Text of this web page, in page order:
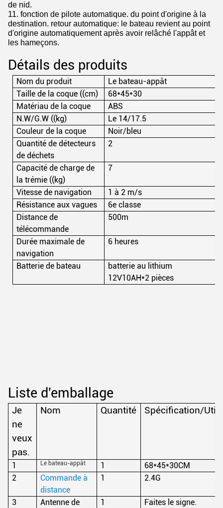
de nid.
11. fonction de pilote automatique. du point d'origine à la
destination. retour automatique: le bateau revient au point
d'origine automatiquement après avoir relâché l'appât et
les hameçons.
Détails des produits
Nom du produit
Le bateau-appât
Taille de la coque ((cm)
68*45*30
Matériau de la coque
ABS
N.W/G.W ((kg)
Le 14/17.5
Couleur de la coque
Noir/bleu
Quantité de détecteurs
de déchets
2
Capacité de charge de
la trémie ((kg)
7
Vitesse de navigation
1 à 2 m/s
Résistance aux vagues
6e classe
Distance de
télécommande
500m
Durée maximale de
navigation
6 heures
Batterie de bateau
batterie au lithium
12V10AH*2 pièces
Liste d'emballage
Je
ne
veux
pas.
Nom Quantité Spécification/
1 Le bateau-appât 1
68*45*30CM
2
Commande à
distance
1 2.4G
3 Antenne de 1 Faites le signe.